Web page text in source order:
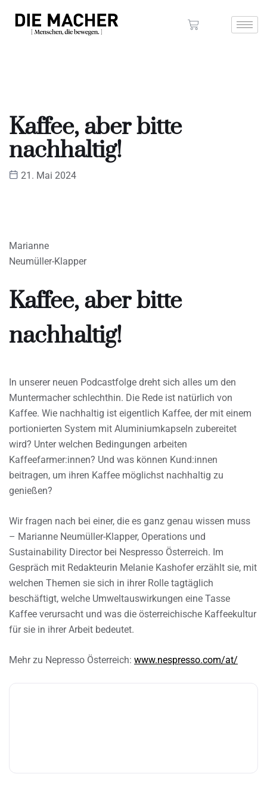
Kaffee, aber bitte
nachhaltig!
21. Mai 2024
Marianne
Neumüller-Klapper
Kaffee, aber bitte
nachhaltig!
In unserer neuen Podcastfolge dreht sich alles um den
Muntermacher schlechthin. Die Rede ist natürlich von
Kaffee. Wie nachhaltig ist eigentlich Kaffee, der mit einem
portionierten System mit Aluminiumkapseln zubereitet
wird? Unter welchen Bedingungen arbeiten
Kaffeefarmer:innen? Und was können Kund:innen
beitragen, um ihren Kaffee möglichst nachhaltig zu
genießen?
Wir fragen nach bei einer, die es ganz genau wissen muss
– Marianne Neumüller-Klapper, Operations und
Sustainability Director bei Nespresso Österreich. Im
Gespräch mit Redakteurin Melanie Kashofer erzählt sie, mit
welchen Themen sie sich in ihrer Rolle tagtäglich
beschäftigt, welche Umweltauswirkungen eine Tasse
Kaffee verursacht und was die österreichische Kaffeekultur
für sie in ihrer Arbeit bedeutet.
Mehr zu Nepresso Österreich: www.nespresso.com/at/